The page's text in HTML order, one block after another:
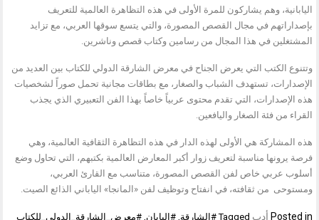
اليابانية، وهم يشاركون للمرة الأولى في هذه التظاهرة العالمية للتعريف
بإصداراتهم في مجال القصص المصورة، والتي يتسع سوقها العربي، مع تزايد
المشتغلين في هذا المجال من رسامين وكتاب قصص وناشرين.
وتتنوع الكتب التي يعرض الجناح في معرض الشارقة الدولي للكتاب بين العديد من
الإصدارات، تستهدف الشباب والصغار، مع بطاقات مجانية تحمل صوراً لشخصيات
هذه الإصدارات، التي تقدم محتوى عربياً خاصاً بهذا الفن التعبيري الذي يجذب
القراء من فئة الصغار واليافعين.
هذه المشاركة هي الأولى لهذه الدار في هذه التظاهرة الثقافية العالمية، وهي
فرصة يرونها مناسبة لتعريف زوار أكبر المعارض العالمية بكتبهم، التي تحاول وضع
أسلوب عربي خاص لفن القصص المصورة، متناسب مع القارئ العربي،
ومستوحى من ثقافته، في انفتاح وتوظيف لفن «المانجا» الياباني الذائع الصيت.
Posted in أدب Tagged #الشارقة ,#اليابان ,#معرض_الشارقة_الدولى_للكتاب